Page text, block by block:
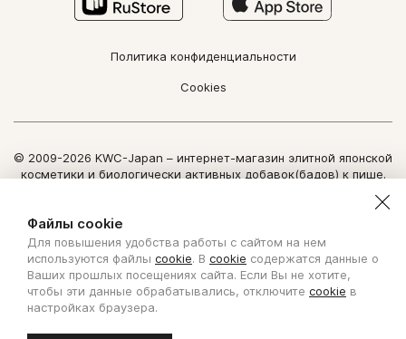
Политика конфиденциальности
Cookies
© 2009-2026 KWC-Japan – интернет-магазин элитной японской
косметики и биологически активных добавок(бадов) к пище.
Использование информации сайта возможно только по
Copyright Nozomi Direct 2011. All rights reserved. The use of the
information is possible only by written permit from Nozomi Direct.
Создано с ❤ в KISLOROD
Файлы cookie
Для повышения удобства работы с сайтом на нем
используются файлы cookie. В cookie содержатся данные о
Ваших прошлых посещениях сайта. Если Вы не хотите,
чтобы эти данные обрабатывались, отключите cookie в
настройках браузера.